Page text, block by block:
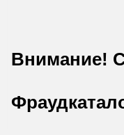
Внимание!